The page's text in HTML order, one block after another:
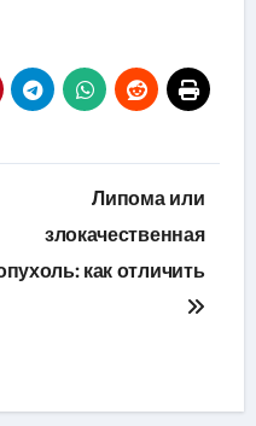
Липома или
злокачественная
как отличить